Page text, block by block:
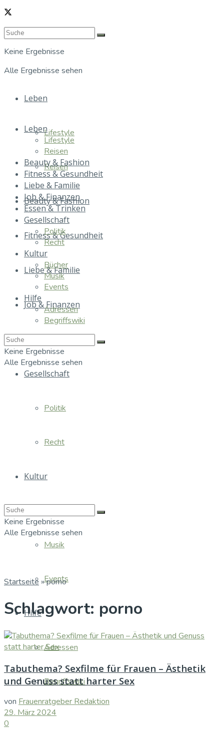
Keine Ergebnisse
Alle Ergebnisse sehen
Leben
Lifestyle
Reisen
Beauty & Fashion
Fitness & Gesundheit
Liebe & Familie
Job & Finanzen
Gesellschaft
Politik
Recht
Kultur
Musik
Events
Hilfe
Adressen
Begriffswiki
Leben
Lifestyle
Reisen
Beauty & Fashion
Fitness & Gesundheit
Liebe & Familie
Job & Finanzen
Essen & Trinken
Gesellschaft
Politik
Recht
Kultur
Bücher
Musik
Events
Hilfe
Adressen
Begriffswiki
Keine Ergebnisse
Alle Ergebnisse sehen
Keine Ergebnisse
Alle Ergebnisse sehen
Startseite »porno
Schlagwort: porno
Tabuthema? Sexfilme für Frauen – Ästhetik
und Genuss statt harter Sex
von Frauenratgeber Redaktion
29. März 2024
0